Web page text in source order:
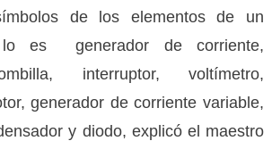
de los elementos de un
lo es generador de corriente,
interruptor, voltímetro,
generador de corriente variable,
y diodo, explicó el maestro